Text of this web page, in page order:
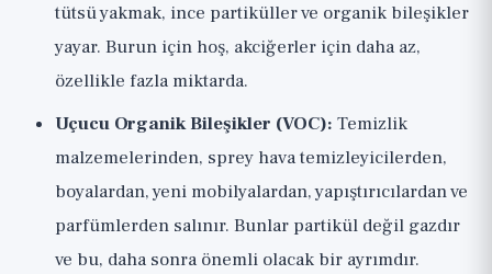
tütsü yakmak, ince partiküller ve organik bileşikler
yayar. Burun için hoş, akciğerler için daha az,
özellikle fazla miktarda.
Uçucu Organik Bileşikler (VOC): Temizlik
malzemelerinden, sprey hava temizleyicilerden,
boyalardan, yeni mobilyalardan, yapıştırıcılardan ve
parfümlerden salınır. Bunlar partikül değil gazdır
ve bu, daha sonra önemli olacak bir ayrımdır.